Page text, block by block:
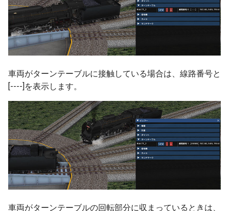
高架区間R1
高架区間R2
編成の作り方
階層高架
編成の設置高度
ポイントレール
ver 6.1.0.502
ver 6.1.0.501
ver 6.1.0.500
ver 6.0.0.421
ver 6.0.0.415
ver 6.0.0.410
車両がターンテーブルに接触している場合は、線路番号と
[----]を表示します。
車両がターンテーブルの回転部分に収まっているときは、